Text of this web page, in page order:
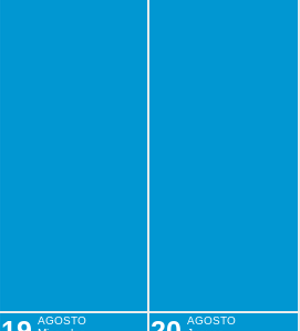
AGOSTO
AGOSTO